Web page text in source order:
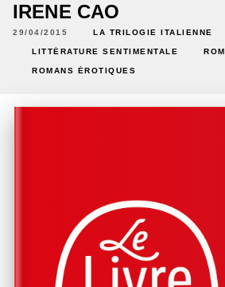
IRENE CAO
29/04/2015 LA TRILOGIE ITALIENNE
LITTÉRATURE SENTIMENTALE
ROMANS ÉROTIQUES